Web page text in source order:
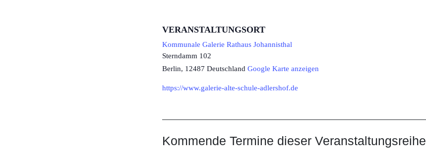
VERANSTALTUNGSORT
Kommunale Galerie Rathaus Johannisthal
Sterndamm 102
Berlin, 12487 Deutschland Google Karte anzeigen
https://www.galerie-alte-schule-adlershof.de
Kommende Termine dieser Veranstaltungsreihe